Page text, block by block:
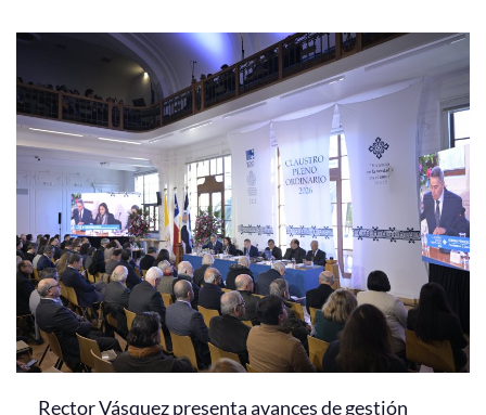
Rector Vásquez presenta avances de gestión